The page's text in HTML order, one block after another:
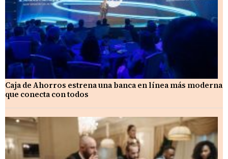
Caja de Ahorros estrena una banca en línea más moderna
que conecta con todos